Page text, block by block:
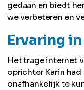
gedaan en biedt
we verbeteren en
Ervaring
Het trage internet
oprichter Karin
onafhankelijk te